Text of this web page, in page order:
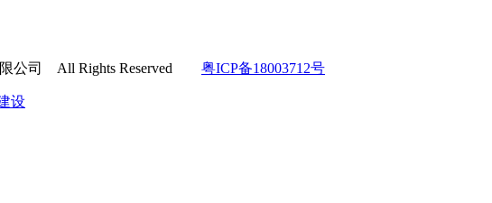
公司 All Rights Reserved 粤ICP备18003712号
设